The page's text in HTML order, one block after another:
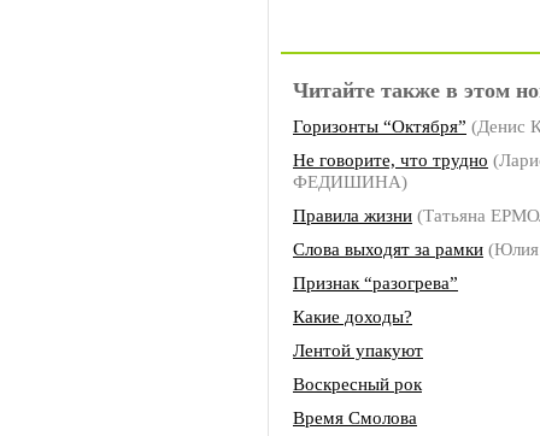
Читайте также в этом
Горизонты “Октября” (Денис
Не говорите, что трудно
ФЕДИШИНА)
Правила жизни (Татьяна
Слова выходят за рамки
Признак “разогрева”
Какие доходы?
Лентой упакуют
Воскресный рок
Время Смолова